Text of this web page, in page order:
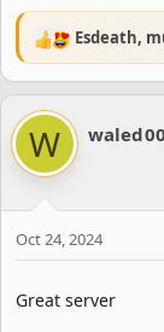
R
e
c
t
i
o
:
Esdeath,
W
Oct 24, 2024
Great server